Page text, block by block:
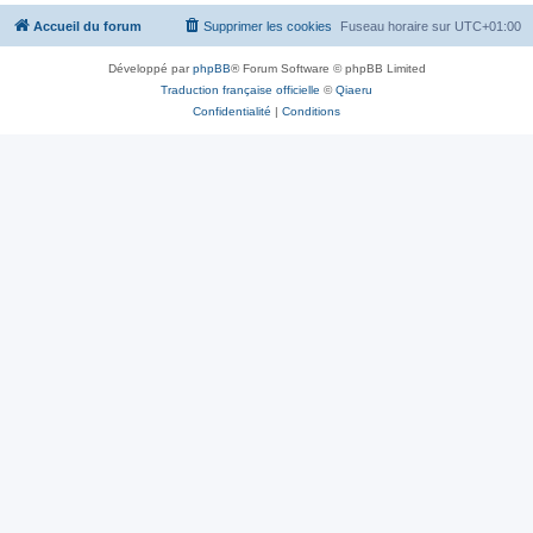
Accueil du forum Fuseau horaire sur UTC+01:00
Supprimer les cookies
Développé parphpBB® Forum Software © phpBB Limited
Traduction française officielle ©Qiaeru
Confidentialité | Conditions